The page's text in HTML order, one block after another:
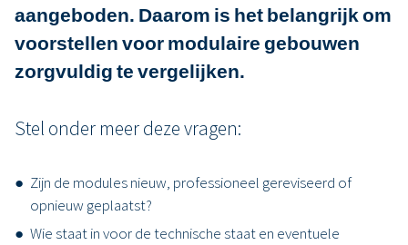
aangeboden. Daarom is het belangrijk om
voorstellen voor modulaire gebouwen
zorgvuldig te vergelijken.
Stel onder meer deze vragen:
Zijn de modules nieuw, professioneel gereviseerd of
opnieuw geplaatst?
Wie staat in voor de technische staat en eventuele